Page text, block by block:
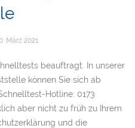
März 2021
beauftragt. In unserer
können Sie sich ab
Hotline: 0173
aber nicht zu früh zu Ihrem
und die